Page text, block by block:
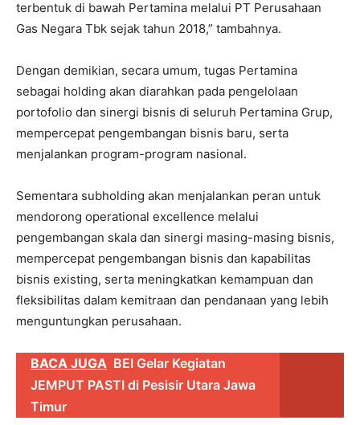
terbentuk di bawah Pertamina melalui PT Perusahaan
Gas Negara Tbk sejak tahun 2018,” tambahnya.
Dengan demikian, secara umum, tugas Pertamina
sebagai holding akan diarahkan pada pengelolaan
portofolio dan sinergi bisnis di seluruh Pertamina Grup,
mempercepat pengembangan bisnis baru, serta
menjalankan program-program nasional.
Sementara subholding akan menjalankan peran untuk
mendorong operational excellence melalui
pengembangan skala dan sinergi masing-masing bisnis,
mempercepat pengembangan bisnis dan kapabilitas
bisnis existing, serta meningkatkan kemampuan dan
fleksibilitas dalam kemitraan dan pendanaan yang lebih
menguntungkan perusahaan.
BACA JUGA BEI Gelar Kegiatan
JEMPUT PASTI di Pesisir Utara Jawa
Timur